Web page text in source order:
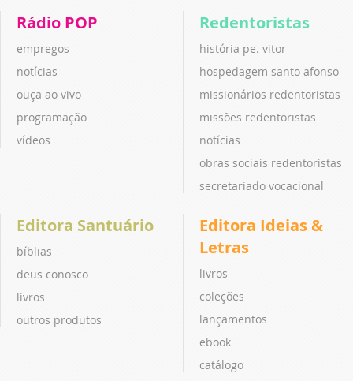
Rádio POP
empregos
notícias
ouça ao vivo
programação
vídeos
Redentoristas
história pe. vitor
hospedagem santo afonso
missionários redentoristas
missões redentoristas
notícias
obras sociais redentoristas
secretariado vocacional
Editora Santuário
bíblias
deus conosco
livros
outros produtos
Editora Ideias &
Letras
livros
coleções
lançamentos
ebook
catálogo